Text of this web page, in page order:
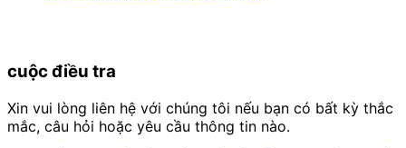
cuộc điều tra
Xin vui lòng liên hệ với chúng tôi nếu bạn có bất kỳ thắc
mắc, câu hỏi hoặc yêu cầu thông tin nào.